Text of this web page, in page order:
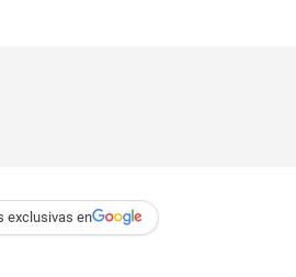
exclusivas en